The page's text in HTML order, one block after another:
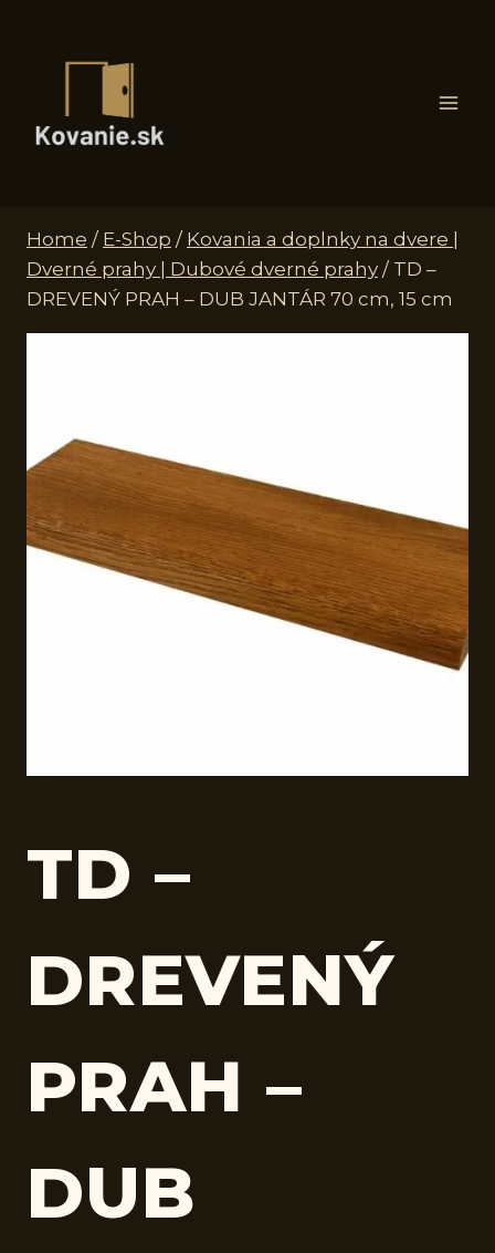
Home / E-Shop / Kovania a doplnky na dvere |
Dverné prahy | Dubové dverné prahy / TD –
DREVENÝ PRAH – DUB JANTÁR 70 cm, 15 cm
TD –
DREVENÝ
PRAH –
DUB